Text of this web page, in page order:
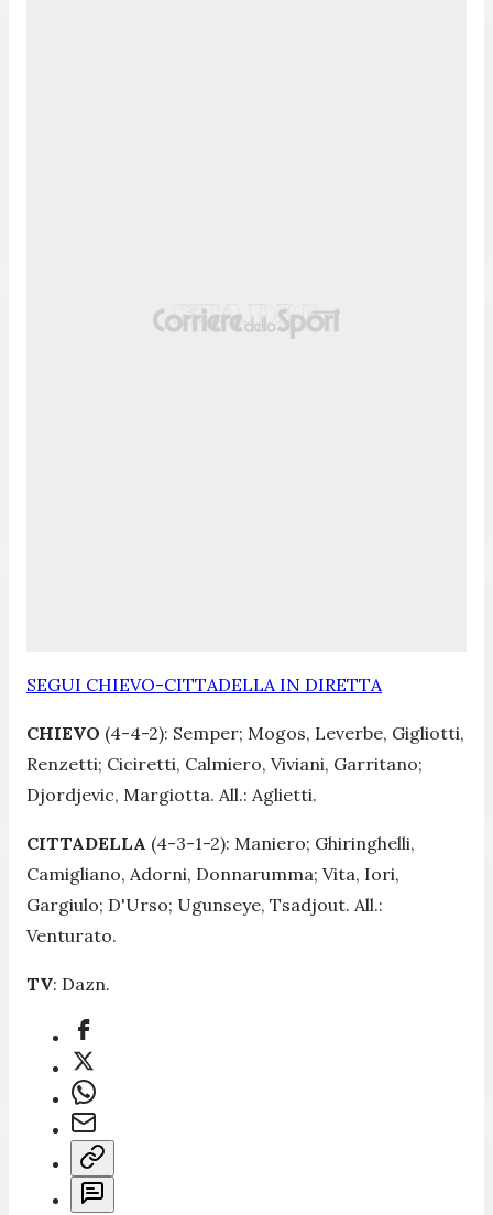
SEGUI CHIEVO-CITTADELLA IN DIRETTA
CHIEVO (4-4-2): Semper; Mogos, Leverbe, Gigliotti,
Renzetti; Ciciretti, Calmiero, Viviani, Garritano;
Djordjevic, Margiotta. All.: Aglietti.
CITTADELLA (4-3-1-2): Maniero; Ghiringhelli,
Camigliano, Adorni, Donnarumma; Vita, Iori,
Gargiulo; D'Urso; Ugunseye, Tsadjout. All.:
Venturato.
TV: Dazn.